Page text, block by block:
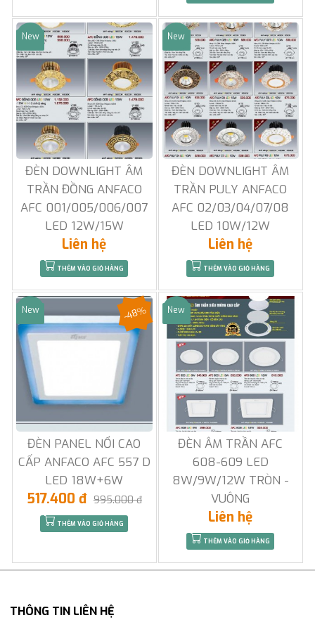
Sale
New
ĐÈN DOWNLIGHT ÂM
TRẦN ĐỒNG ANFACO
AFC 001/005/006/007
LED 12W/15W
Liên hệ
THÊM VÀO GIỎ HÀNG
Sale
New
ĐÈN DOWNLIGHT ÂM
TRẦN PULY ANFACO
AFC 02/03/04/07/08
LED 10W/12W
Liên hệ
THÊM VÀO GIỎ HÀNG
Sale
New
ĐÈN PANEL NỔI CAO
CẤP ANFACO AFC 557 D
LED 18W+6W
-48%
517.400 đ 995.000 đ
THÊM VÀO GIỎ HÀNG
Sale
New
ĐÈN ÂM TRẦN AFC
608-609 LED
8W/9W/12W TRÒN -
VUÔNG
Liên hệ
THÊM VÀO GIỎ HÀNG
THÔNG TIN LIÊN HỆ